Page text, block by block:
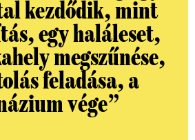
kezdődik, mint
egy haláleset,
megszűnése,
feladása, a
vége”